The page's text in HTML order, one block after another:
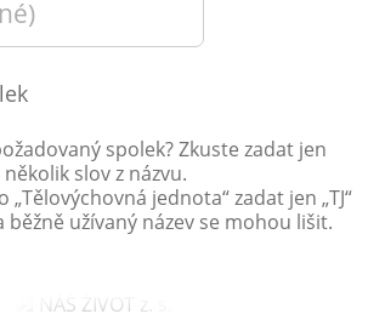
spolek? Zkuste zadat jen
několik slov z názvu.
„Tělovýchovná jednota“ zadat jen „TJ“
běžně užívaný název se mohou lišit.